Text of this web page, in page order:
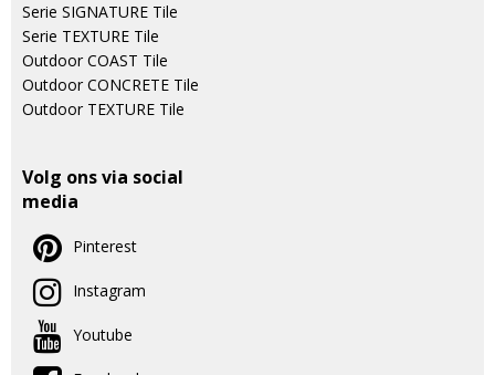
Serie SIGNATURE Tile
Serie TEXTURE Tile
Outdoor COAST Tile
Outdoor CONCRETE Tile
Outdoor TEXTURE Tile
Volg ons via social
media
Pinterest
Instagram
Youtube